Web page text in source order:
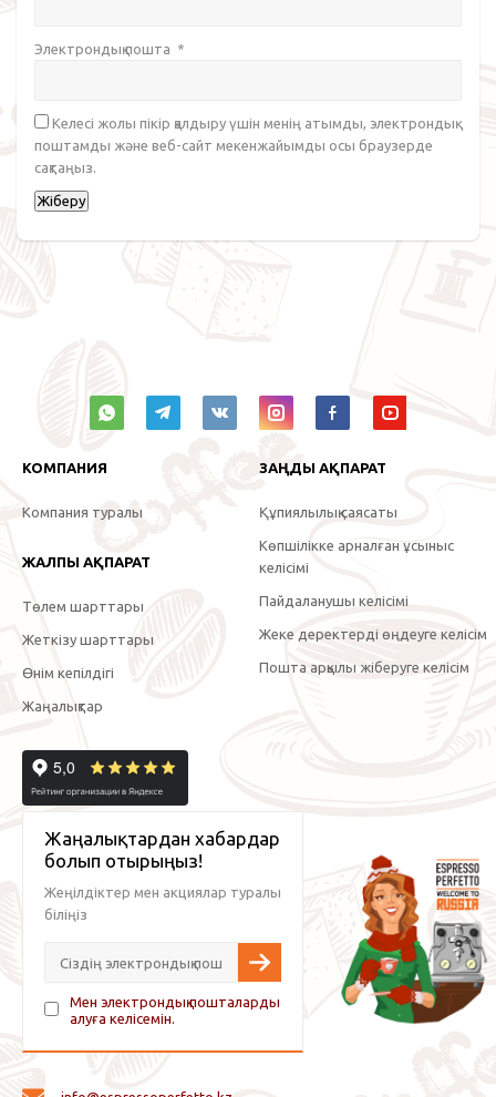
Электрондық пошта *
Келесі жолы пікір қалдыру үшін менің атымды, электрондық
поштамды және веб-сайт мекенжайымды осы браузерде
сақтаңыз.
КОМПАНИЯ
Компания туралы
ЖАЛПЫ АҚПАРАТ
Төлем шарттары
Жеткізу шарттары
Өнім кепілдігі
Жаңалықтар
ЗАҢДЫ АҚПАРАТ
Құпиялылық саясаты
Көпшілікке арналған ұсыныс
келісімі
Пайдаланушы келісімі
Жеке деректерді өңдеуге келісім
Пошта арқылы жіберуге келісім
Жаңалықтардан хабардар
болып отырыңыз!
Жеңілдіктер мен акциялар туралы
біліңіз
Мен электрондық пошталарды
алуға келісемін.